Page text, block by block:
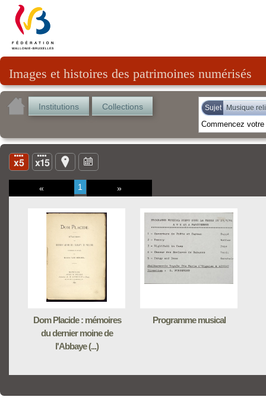
Images et histoires des patrimoines numérisés
Institutions Collections Sujet Musique
« 1 »
Dom Placide : mémoires
du dernier moine de
l'Abbaye (...)
Programme musical